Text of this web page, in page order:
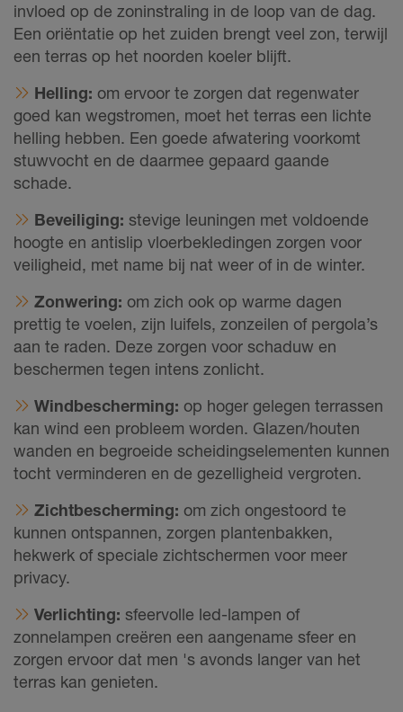
invloed op de zoninstraling in de loop van de dag.
Een oriëntatie op het zuiden brengt veel zon, terwijl
een terras op het noorden koeler blijft.
Helling: om ervoor te zorgen dat regenwater
goed kan wegstromen, moet het terras een lichte
helling hebben. Een goede afwatering voorkomt
stuwvocht en de daarmee gepaard gaande
schade.
Beveiliging: stevige leuningen met voldoende
hoogte en antislip vloerbekledingen zorgen voor
veiligheid, met name bij nat weer of in de winter.
Zonwering: om zich ook op warme dagen
prettig te voelen, zijn luifels, zonzeilen of pergola’s
aan te raden. Deze zorgen voor schaduw en
beschermen tegen intens zonlicht.
Windbescherming: op hoger gelegen terrassen
kan wind een probleem worden. Glazen/houten
wanden en begroeide scheidingselementen kunnen
tocht verminderen en de gezelligheid vergroten.
Zichtbescherming: om zich ongestoord te
kunnen ontspannen, zorgen plantenbakken,
hekwerk of speciale zichtschermen voor meer
privacy.
Verlichting: sfeervolle led-lampen of
zonnelampen creëren een aangename sfeer en
zorgen ervoor dat men 's avonds langer van het
terras kan genieten.